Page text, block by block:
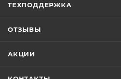
ТЕХПОДДЕРЖКА
ОТЗЫВЫ
АКЦИИ